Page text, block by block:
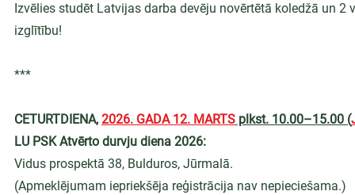
Izvēlies studēt Latvijas darba devēju novērtētā koledžā un
izglītību!
***
CETURTDIENA, 2026. GADA 12. MARTS plkst. 10.00–15.00 (
LU PSK Atvērto durvju diena 2026:
Vidus prospektā 38, Bulduros, Jūrmalā.
(Apmeklējumam iepriekšēja reģistrācija nav nepieciešama.)